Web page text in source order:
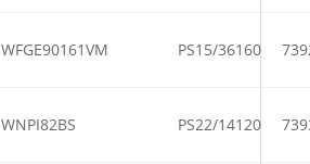
WFGE90161VM PS15/36160
WNPI82BS PS22/14120